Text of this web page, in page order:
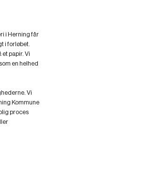
i Herning får
i forløbet.
papir. Vi
en helhed
Vi
Kommune
proces